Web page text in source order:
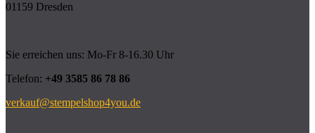
01159 Dresden
Sie erreichen uns: Mo-Fr 8-16.30 Uhr
Telefon: +49 3585 86 78 86
verkauf@stempelshop4you.de